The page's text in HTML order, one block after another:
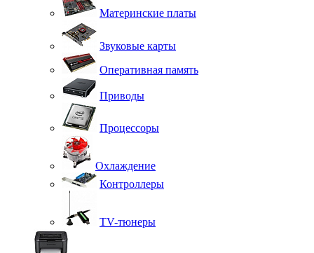
Материнские платы
Звуковые карты
Оперативная память
Приводы
Процессоры
Охлаждение
Контроллеры
TV-тюнеры